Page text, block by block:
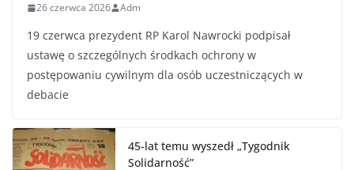
26 czerwca 2026 Adm
19 czerwca prezydent RP Karol Nawrocki podpisał
ustawę o szczególnych środkach ochrony w
postępowaniu cywilnym dla osób uczestniczących w
debacie
45-lat temu wyszedł „Tygodnik
Solidarność”